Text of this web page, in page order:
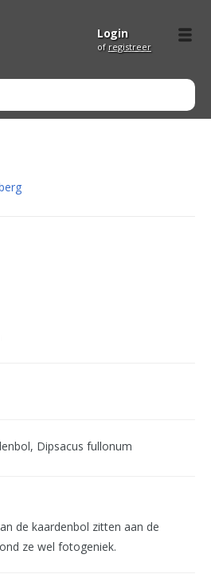
Login
of registreer
Dipsacus fullonum
de kaardenbol zitten aan de
ze wel fotogeniek.